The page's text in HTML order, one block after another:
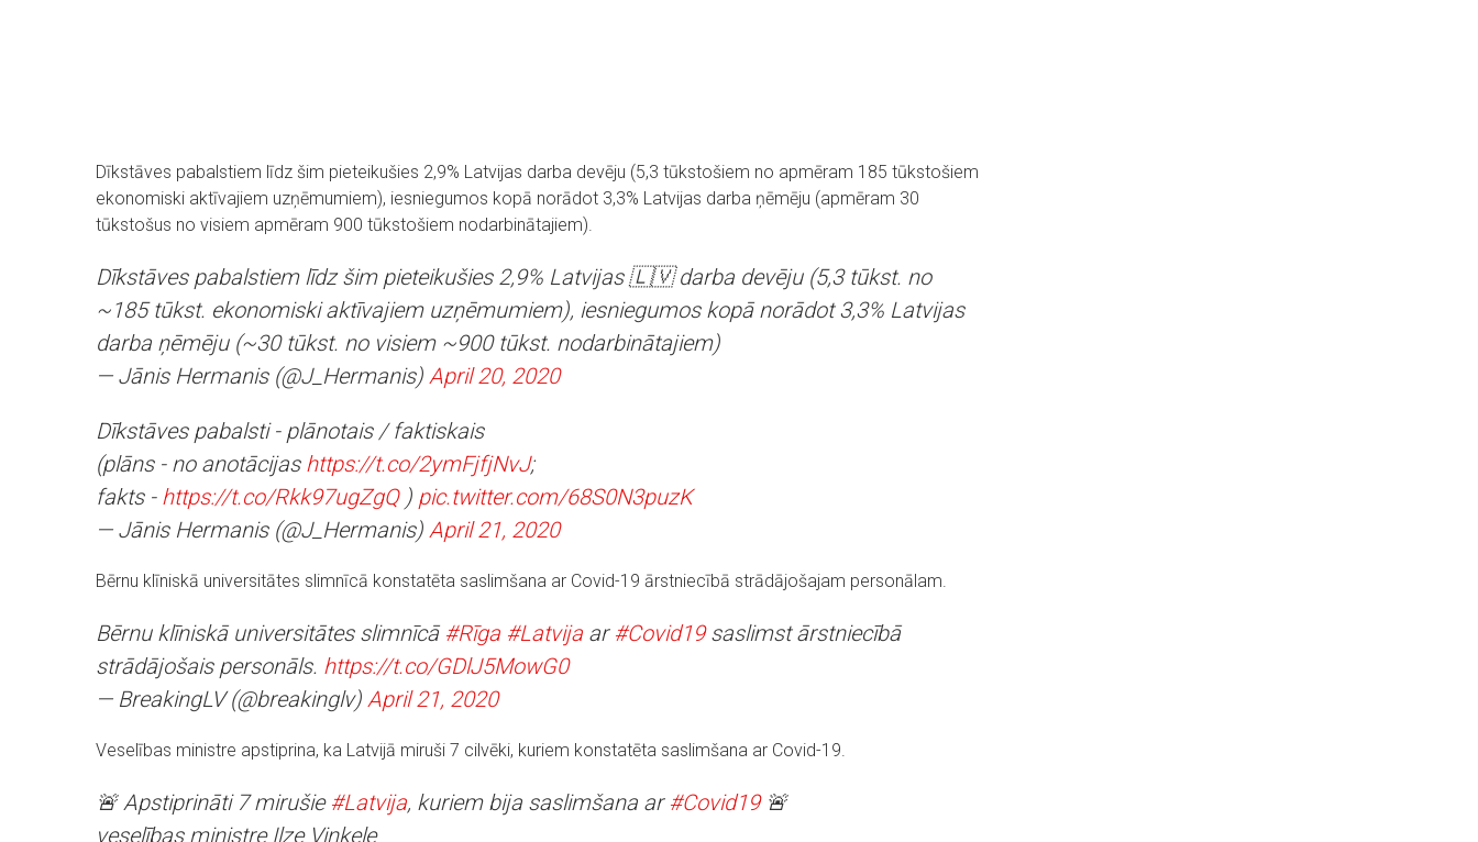
Dīkstāves pabalstiem līdz šim pieteikušies 2,9% Latvijas darba devēju (5,3 tūkstošiem no apmēram 185 tūkstošiem
ekonomiski aktīvajiem uzņēmumiem), iesniegumos kopā norādot 3,3% Latvijas darba ņēmēju (apmēram 30
tūkstošus no visiem apmēram 900 tūkstošiem nodarbinātajiem).
Dīkstāves pabalstiem līdz šim pieteikušies 2,9% Latvijas 🇱🇻 darba devēju (5,3 tūkst. no
~185 tūkst. ekonomiski aktīvajiem uzņēmumiem), iesniegumos kopā norādot 3,3% Latvijas
darba ņēmēju (~30 tūkst. no visiem ~900 tūkst. nodarbinātajiem)
— Jānis Hermanis (@J_Hermanis) April 20, 2020
Dīkstāves pabalsti - plānotais / faktiskais
(plāns - no anotācijas https://t.co/2ymFjfjNvJ;
fakts - https://t.co/Rkk97ugZgQ) pic.twitter.com/68S0N3puzK
— Jānis Hermanis (@J_Hermanis) April 21, 2020
Bērnu klīniskā universitātes slimnīcā konstatēta saslimšana ar Covid-19 ārstniecībā strādājošajam personālam.
Bērnu klīniskā universitātes slimnīcā #Rīga #Latvija ar #Covid19saslimst ārstniecībā
strādājošais personāls. https://t.co/GDlJ5MowG0
— BreakingLV (@breakinglv) April 21, 2020
Veselības ministre apstiprina, ka Latvijā miruši 7 cilvēki, kuriem konstatēta saslimšana ar Covid-19.
🚨 Apstiprināti 7 mirušie #Latvija, kuriem bija saslimšana ar #Covid19🚨
veselības ministre Ilze Viņķele